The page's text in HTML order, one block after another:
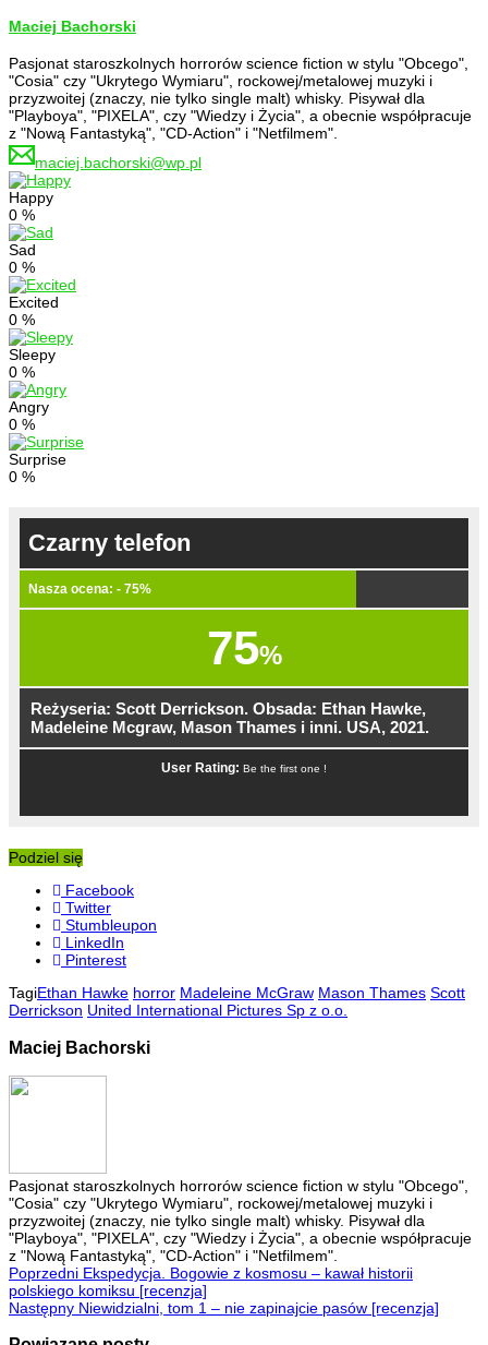
Maciej Bachorski
Pasjonat staroszkolnych horrorów science fiction w stylu "Obcego",
"Cosia" czy "Ukrytego Wymiaru", rockowej/metalowej muzyki i
przyzwoitej (znaczy, nie tylko single malt) whisky. Pisywał dla
"Playboya", "PIXELA", czy "Wiedzy i Życia", a obecnie współpracuje
z "Nową Fantastyką", "CD-Action" i "Netfilmem".
maciej.bachorski@wp.pl
Happy
0 %
Sad
0 %
Excited
0 %
Sleepy
0 %
Angry
0 %
Surprise
0 %
Czarny telefon
Nasza ocena: - 75%
75%
Reżyseria: Scott Derrickson. Obsada: Ethan Hawke,
Madeleine Mcgraw, Mason Thames i inni. USA, 2021.
User Rating: Be the first one !
Podziel się
Facebook
Twitter
Stumbleupon
LinkedIn
Pinterest
TagiEthan Hawke horror Madeleine McGraw Mason Thames Scott
Derrickson United International Pictures Sp z o.o.
Maciej Bachorski
Pasjonat staroszkolnych horrorów science fiction w stylu "Obcego",
"Cosia" czy "Ukrytego Wymiaru", rockowej/metalowej muzyki i
przyzwoitej (znaczy, nie tylko single malt) whisky. Pisywał dla
"Playboya", "PIXELA", czy "Wiedzy i Życia", a obecnie współpracuje
z "Nową Fantastyką", "CD-Action" i "Netfilmem".
Poprzedni Ekspedycja. Bogowie z kosmosu – kawał historii
polskiego komiksu [recenzja]
Następny Niewidzialni, tom 1 – nie zapinajcie pasów [recenzja]